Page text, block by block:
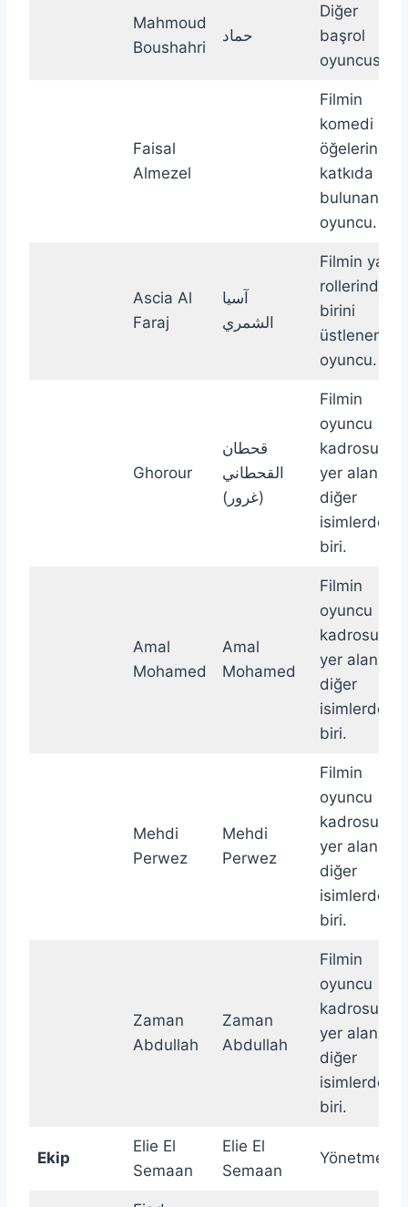
Mahmoud
Boushahri
حماد
Diğer
başrol
oyuncusu.
Faisal
Almezel
Filmin
komedi
öğelerine
katkıda
bulunan
oyuncu.
Ascia Al
Faraj
آسيا
الشمري
Filmin yan
rollerinden
birini
üstlenen
oyuncu.
Ghorour
قحطان
القحطاني
(غرور)
Filmin
oyuncu
kadrosunda
yer alan
diğer
isimlerden
biri.
Amal
Mohamed
Amal
Mohamed
Filmin
oyuncu
kadrosunda
yer alan
diğer
isimlerden
biri.
Mehdi
Perwez
Mehdi
Perwez
Filmin
oyuncu
kadrosunda
yer alan
diğer
isimlerden
biri.
Zaman
Abdullah
Zaman
Abdullah
Filmin
oyuncu
kadrosunda
yer alan
diğer
isimlerden
biri.
Ekip
Elie El
Semaan
Elie El
Semaan
Yönetmen